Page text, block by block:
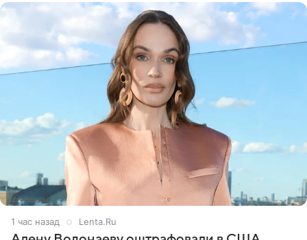
1 час назад Lenta.Ru